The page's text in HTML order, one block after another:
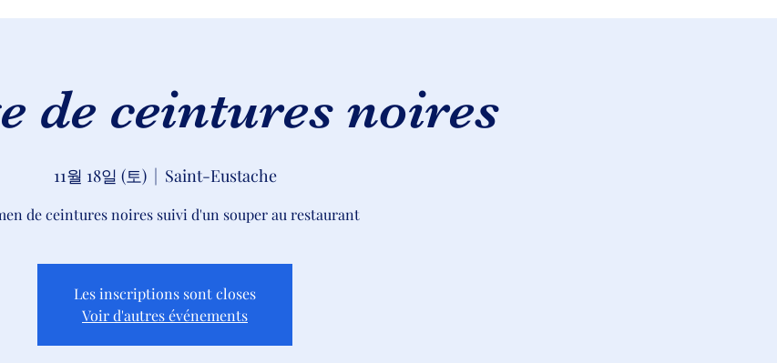
de ceintures noires
11월 18일 (토)
  |
Saint-Eustache
de ceintures noires suivi d'un souper au restaurant
Les inscriptions sont closes
Voir d'autres événements